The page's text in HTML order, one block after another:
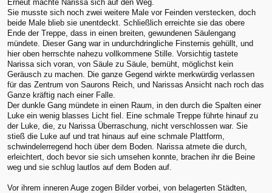
Erneut machte Narissa sich auf den Weg.
Sie musste sich noch zwei weitere Male vor Feinden verstecken, doch
beide Male blieb sie unentdeckt. Schließlich erreichte sie das obere
Ende der Treppe, dass in einen breiten, gewundenen Säulengang
mündete. Dieser Gang war in undurchdringliche Finsternis gehüllt, und
hier oben herrschte nahezu vollkommene Stille. Vorsichtig tastete
Narissa sich voran, von Säule zu Säule, bemüht, möglichst kein
Geräusch zu machen. Die ganze Gegend wirkte merkwürdig verlassen
für das Zentrum von Saurons Reich, und Narissas Ansicht nach roch das
Ganze kräftig nach einer Falle.
Der dunkle Gang mündete in einen Raum, in den durch die Spalten einer
Luke ein wenig blasses Licht fiel. Eine schmale Treppe führte hinauf zu
der Luke, die, zu Narissa Überraschung, nicht verschlossen war. Sie
stieß die Luke auf und trat hinaus auf eine schmale Plattform,
schwindelerregend hoch über dem Boden. Narissa atmete die durch,
erleichtert, doch bevor sie sich umsehen konnte, brachen ihr die Beine
weg und sie schlug lautlos auf dem Boden auf.
Vor ihrem inneren Auge zogen Bilder vorbei, von belagerten Städten,